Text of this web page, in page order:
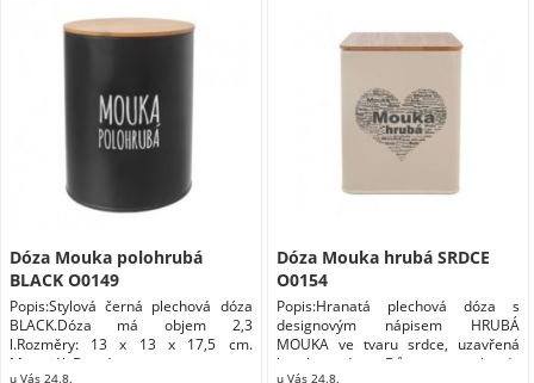
Dóza Mouka polohrubá
BLACK O0149
Popis:Stylová černá plechová dóza
BLACK.Dóza má objem 2,3
l.Rozměry: 13 x 13 x 17,5 cm.
Materiál: Domácnost
u Vás 24.8.
Dóza Mouka hrubá SRDCE
O0154
Popis:Hranatá plechová dóza s
designovým nápisem HRUBÁ
MOUKA ve tvaru srdce, uzavřená
bambusovým Dům a zahrada
u Vás 24.8.